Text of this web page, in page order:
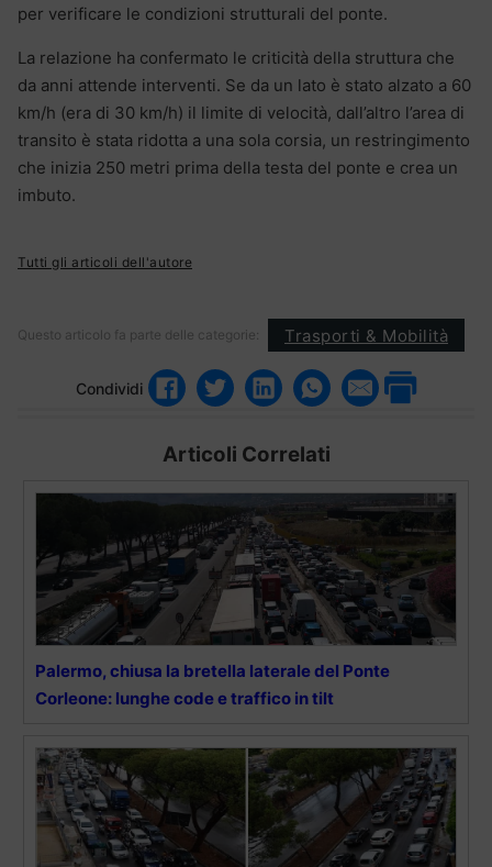
per verificare le condizioni strutturali del ponte.
La relazione ha confermato le criticità della struttura che
da anni attende interventi. Se da un lato è stato alzato a 60
km/h (era di 30 km/h) il limite di velocità, dall’altro l’area di
transito è stata ridotta a una sola corsia, un restringimento
che inizia 250 metri prima della testa del ponte e crea un
imbuto.
Tutti gli articoli dell'autore
Questo articolo fa parte delle categorie: Trasporti & Mobilità
Condividi
Articoli Correlati
Palermo, chiusa la bretella laterale del Ponte
Corleone: lunghe code e traffico in tilt